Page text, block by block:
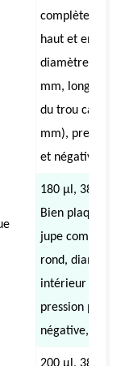
complète (rond
haut et en bas,
diamètre
mm, longueur
du trou carré 3,5
mm), pression
et négative
180 µl, 384
Bien plaque
jupe complète
rond, diamètre
intérieur 3,6
pression
négative,
200 µl, 384